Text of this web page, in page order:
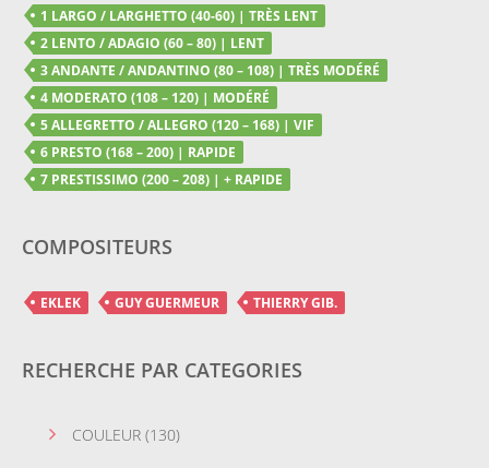
1 LARGO / LARGHETTO (40-60) | TRÈS LENT
2 LENTO / ADAGIO (60 – 80) | LENT
3 ANDANTE / ANDANTINO (80 – 108) | TRÈS MODÉRÉ
4 MODERATO (108 – 120) | MODÉRÉ
5 ALLEGRETTO / ALLEGRO (120 – 168) | VIF
6 PRESTO (168 – 200) | RAPIDE
7 PRESTISSIMO (200 – 208) | + RAPIDE
COMPOSITEURS
EKLEK GUY GUERMEUR THIERRY GIB.
RECHERCHE PAR CATEGORIES
COULEUR (130)